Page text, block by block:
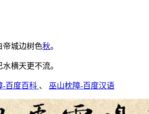
帝城边树色秋。
横天更不流。
-百度百科 、 巫山枕障-百度汉语